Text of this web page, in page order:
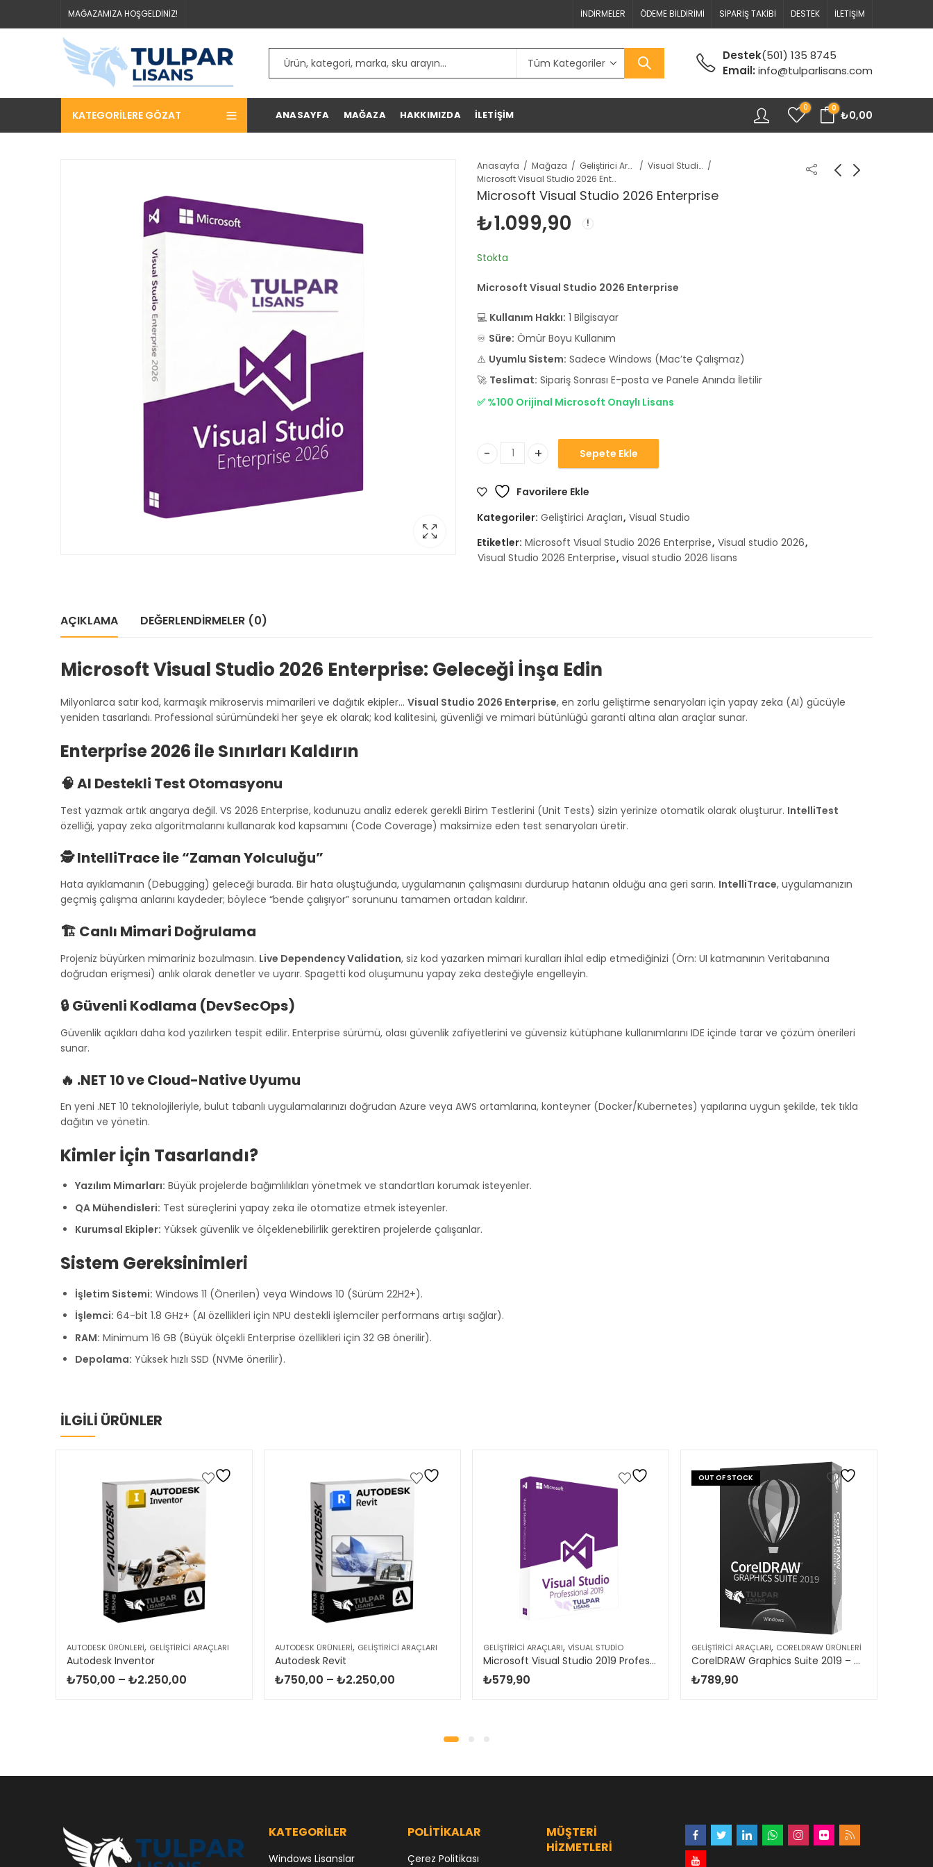
MAĞAZAMIZA HOŞGELDİNİZ! İNDIRMELER ÖDEME BILDIRIMI SIPARIŞ TAKIBI DESTEK İLETIŞIM
Destek(501) 135 8745
Email: info@tulparlisans.com
KATEGORILERE GÖZAT ANASAYFA MAĞAZA HAKKIMIZDA İLETIŞIM
0 0
₺0,00
Anasayfa Mağaza Geliştirici Araçları
Visual Studio
Microsoft Visual Studio 2026 Enterprise
Microsoft Visual Studio 2026 Enterprise
₺1.099,90
Stokta
Microsoft Visual Studio 2026 Enterprise
💻 Kullanım Hakkı: 1 Bilgisayar
♾️ Süre: Ömür Boyu Kullanım
⚠️ Uyumlu Sistem: Sadece Windows (Mac’te Çalışmaz)
🚀 Teslimat: Sipariş Sonrası E-posta ve Panele Anında İletilir
✅ %100 Orijinal Microsoft Onaylı Lisans
Microsoft Visual Studio 2026 Enterprise adet
Sepete Ekle
Favorilere Ekle
Kategoriler: Geliştirici Araçları, Visual Studio
Etiketler: Microsoft Visual Studio 2026 Enterprise, Visual studio 2026,
Visual Studio 2026 Enterprise, visual studio 2026 lisans
AÇIKLAMA DEĞERLENDIRMELER (0)
Microsoft Visual Studio 2026 Enterprise: Geleceği İnşa Edin
Milyonlarca satır kod, karmaşık mikroservis mimarileri ve dağıtık ekipler… Visual Studio 2026 Enterprise, en zorlu geliştirme senaryoları için yapay zeka (AI) gücüyle
yeniden tasarlandı. Professional sürümündeki her şeye ek olarak; kod kalitesini, güvenliği ve mimari bütünlüğü garanti altına alan araçlar sunar.
Enterprise 2026 ile Sınırları Kaldırın
🧠 AI Destekli Test Otomasyonu
Test yazmak artık angarya değil. VS 2026 Enterprise, kodunuzu analiz ederek gerekli Birim Testlerini (Unit Tests) sizin yerinize otomatik olarak oluşturur. IntelliTest
özelliği, yapay zeka algoritmalarını kullanarak kod kapsamını (Code Coverage) maksimize eden test senaryoları üretir.
🕵️ IntelliTrace ile “Zaman Yolculuğu”
Hata ayıklamanın (Debugging) geleceği burada. Bir hata oluştuğunda, uygulamanın çalışmasını durdurup hatanın olduğu ana geri sarın. IntelliTrace, uygulamanızın
geçmiş çalışma anlarını kaydeder; böylece “bende çalışıyor” sorununu tamamen ortadan kaldırır.
🏗️ Canlı Mimari Doğrulama
Projeniz büyürken mimariniz bozulmasın. Live Dependency Validation, siz kod yazarken mimari kuralları ihlal edip etmediğinizi (Örn: UI katmanının Veritabanına
doğrudan erişmesi) anlık olarak denetler ve uyarır. Spagetti kod oluşumunu yapay zeka desteğiyle engelleyin.
🔒 Güvenli Kodlama (DevSecOps)
Güvenlik açıkları daha kod yazılırken tespit edilir. Enterprise sürümü, olası güvenlik zafiyetlerini ve güvensiz kütüphane kullanımlarını IDE içinde tarar ve çözüm önerileri
sunar.
🔥 .NET 10 ve Cloud-Native Uyumu
En yeni .NET 10 teknolojileriyle, bulut tabanlı uygulamalarınızı doğrudan Azure veya AWS ortamlarına, konteyner (Docker/Kubernetes) yapılarına uygun şekilde, tek tıkla
dağıtın ve yönetin.
Kimler İçin Tasarlandı?
Yazılım Mimarları: Büyük projelerde bağımlılıkları yönetmek ve standartları korumak isteyenler.
QA Mühendisleri: Test süreçlerini yapay zeka ile otomatize etmek isteyenler.
Kurumsal Ekipler: Yüksek güvenlik ve ölçeklenebilirlik gerektiren projelerde çalışanlar.
Sistem Gereksinimleri
İşletim Sistemi: Windows 11 (Önerilen) veya Windows 10 (Sürüm 22H2+).
İşlemci: 64-bit 1.8 GHz+ (AI özellikleri için NPU destekli işlemciler performans artışı sağlar).
RAM: Minimum 16 GB (Büyük ölçekli Enterprise özellikleri için 32 GB önerilir).
Depolama: Yüksek hızlı SSD (NVMe önerilir).
İLGİLİ ÜRÜNLER
AUTODESK ÜRÜNLERI, GELIŞTIRICI ARAÇLARI
Autodesk Inventor
₺750,00 – ₺2.250,00
AUTODESK ÜRÜNLERI, GELIŞTIRICI ARAÇLARI
Autodesk Revit
₺750,00 – ₺2.250,00
GELIŞTIRICI ARAÇLARI, VISUAL STUDIO
Microsoft Visual Studio 2019 Professional
₺579,90
OUT OF STOCK
GELIŞTIRICI ARAÇLARI, CORELDRAW ÜRÜNLERI
CorelDRAW Graphics Suite 2019 – Windows
₺789,90
KATEGORİLER
Windows Lisanslar
POLİTİKALAR
Çerez Politikası
MÜŞTERİ
HİZMETLERİ